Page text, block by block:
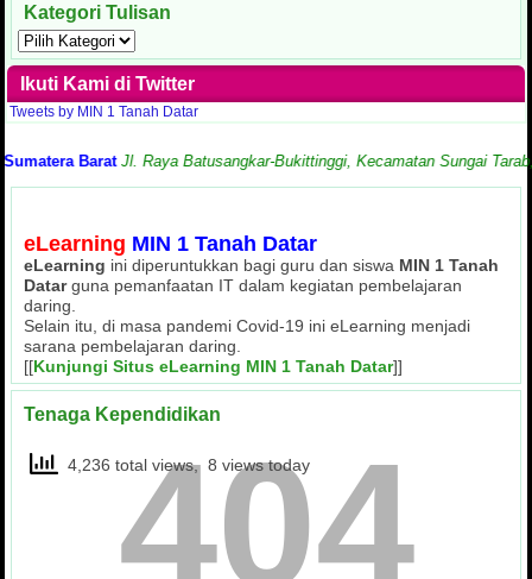
Kategori Tulisan
Kategori
Tulisan
Ikuti Kami di Twitter
Tweets by MIN 1 Tanah Datar
Barat Jl. Raya Batusangkar-Bukittinggi, Kecamatan Sungai Tarab,
eLearning MIN 1 Tanah Datar
eLearning ini diperuntukkan bagi guru dan siswa MIN 1 Tanah
Datarguna pemanfaatan IT dalam kegiatan pembelajaran
daring.
Selain itu, di masa pandemi Covid-19 ini eLearning menjadi
sarana pembelajaran daring.
[[Kunjungi Situs eLearning MIN 1 Tanah Datar]]
Tenaga Kependidikan
4,236 total views, 8 views today
404